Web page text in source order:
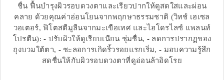
ชื่น ฟื้นบำรุงผิวรอบดวงตาและเรียวปากให้ดูสดใสและผ่อน
คลาย ด้วยคุณค่าอ่อนโยนจากพฤกษาธรรมชาติ (วิทช์ เฮเซล
วอเตอร์, ฟิโตสตีมูลีนจากมะเขือเทศ และไฮโดรไลซ์ แพลนท์
โปรตีน): - ปรับผิวให้ดูเรียบเนียน ชุ่มชื่น, - ลดการปรากฏของ
ถุงบวมใต้ตา, - ชะลอการเกิดริ้วรอยแรกเริ่ม, - มอบความรู้สึก
สดชื่นให้กับผิวรอบดวงตาที่ดูอ่อนล้าอิดโรย